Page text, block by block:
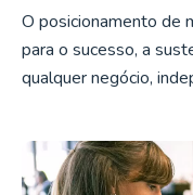
O posicionamento de
para o sucesso, a
qualquer negócio,